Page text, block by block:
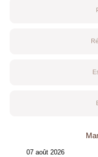
07 août 2026